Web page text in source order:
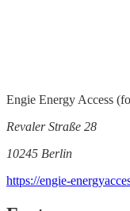
Engie Energy Access
Revaler Straße 28
10245 Berlin
https://engie-